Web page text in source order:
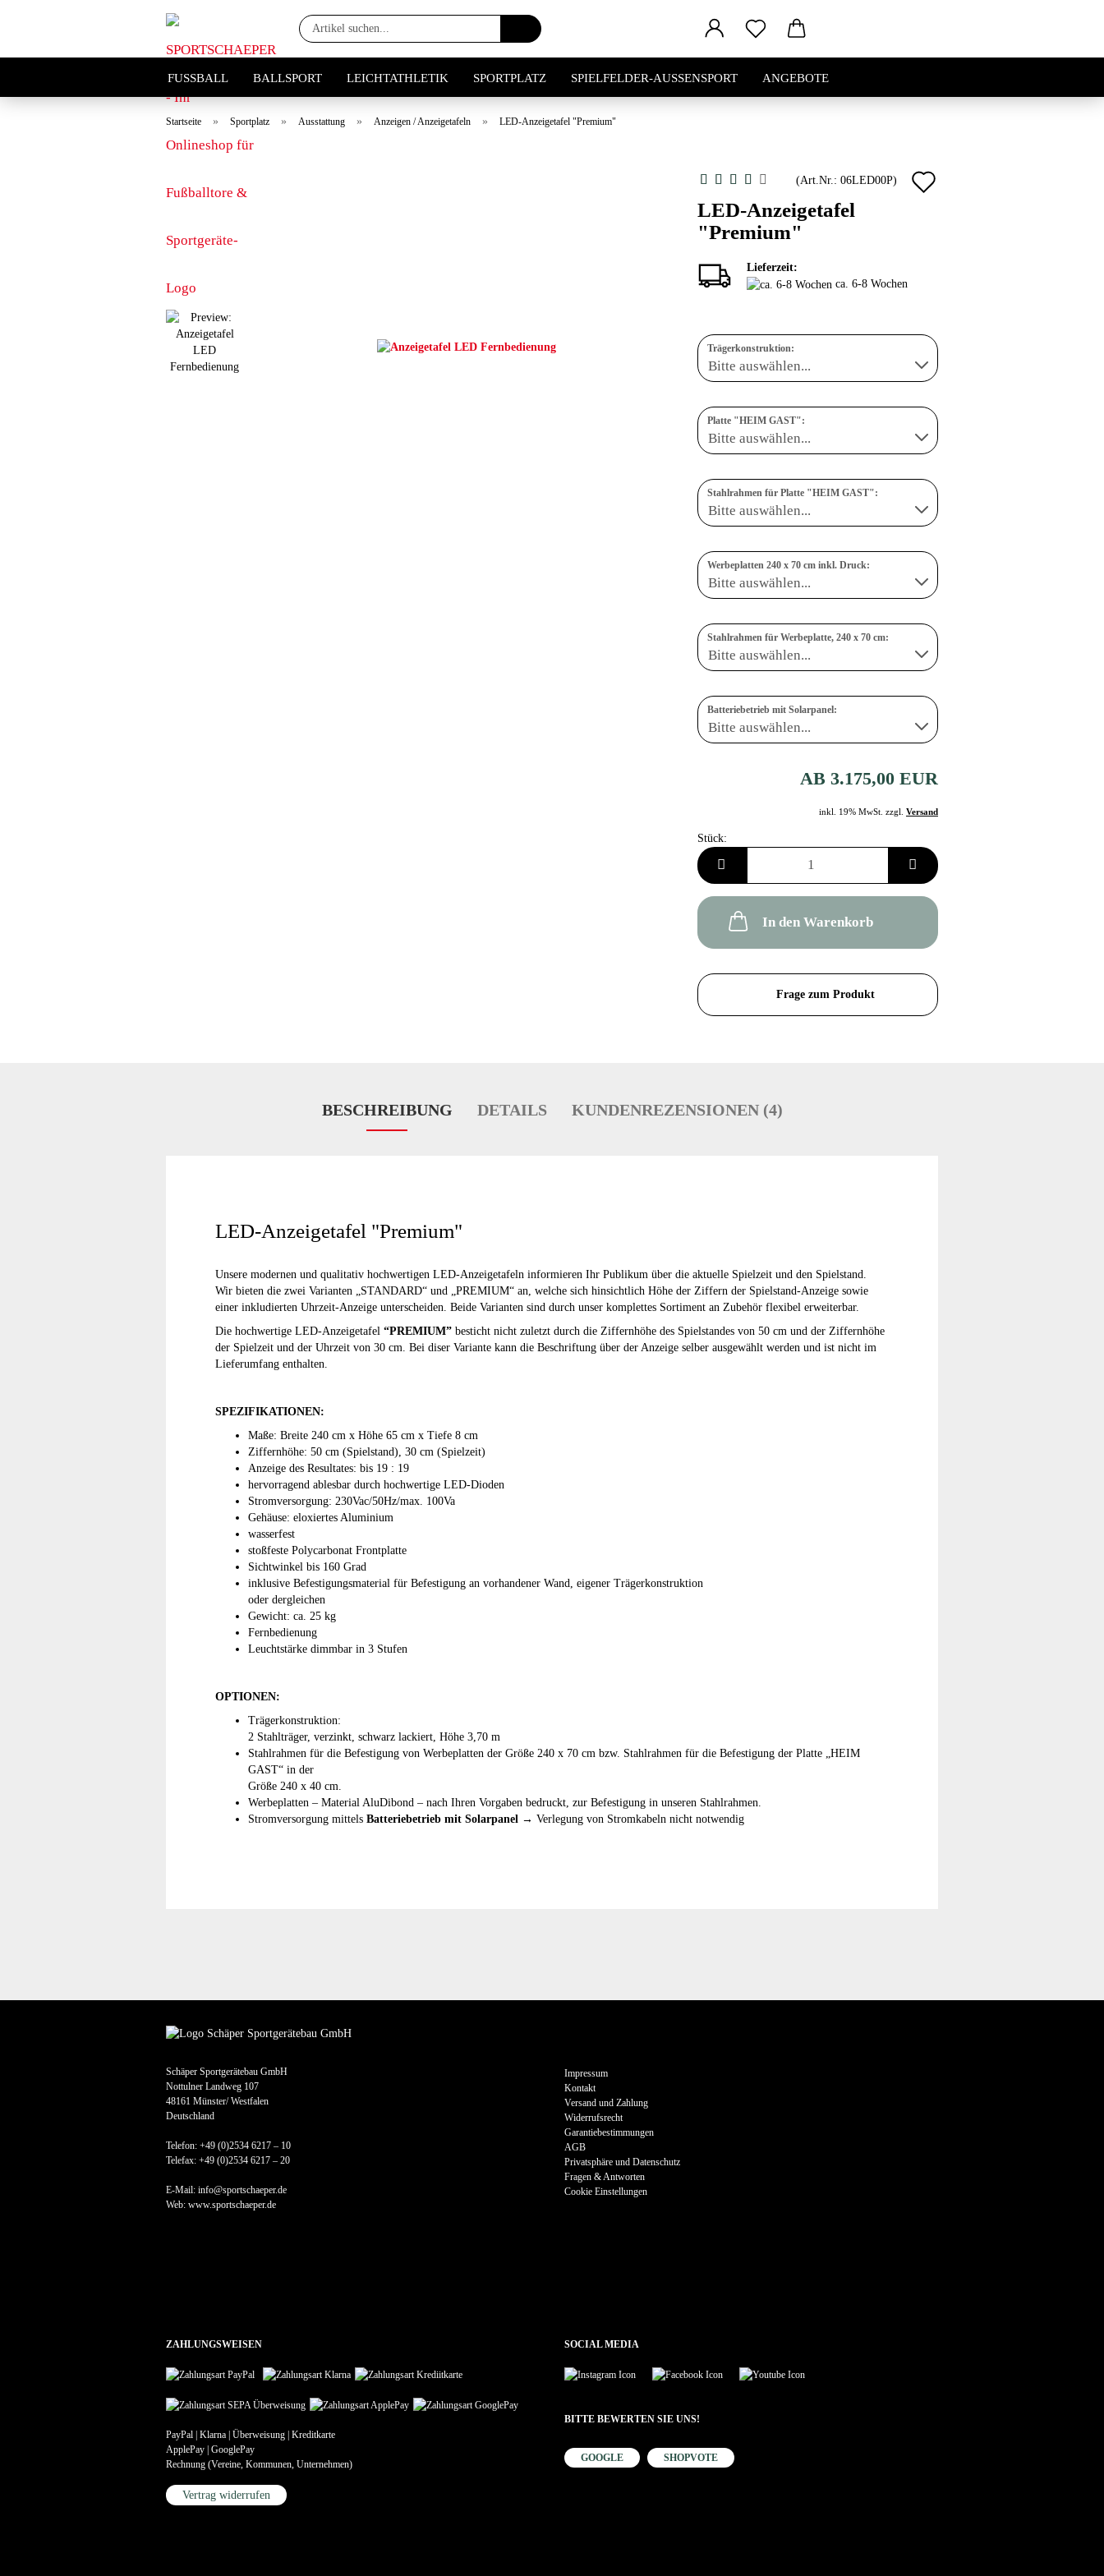
Artikel
suchen...
FUSSBALL BALLSPORT LEICHTATHLETIK SPORTPLATZ SPIELFELDER-AUSSENSPORT ANGEBOTE
Startseite » Sportplatz » Ausstattung » Anzeigen / Anzeigetafeln » LED-Anzeigetafel "Premium"
(Art.Nr.: 06LED00P)
LED-Anzeigetafel
"Premium"
Lieferzeit:
ca. 6-8 Wochen
Trägerkonstruktion:
Platte "HEIM GAST":
Stahlrahmen für Platte "HEIM GAST":
Werbeplatten 240 x 70 cm inkl. Druck:
Stahlrahmen für Werbeplatte, 240 x 70 cm:
Batteriebetrieb mit Solarpanel:
AB 3.175,00 EUR
inkl. 19% MwSt. zzgl. Versand
Stück:
Stück
In den Warenkorb
Frage zum Produkt
BESCHREIBUNG DETAILS KUNDENREZENSIONEN (4)
LED-Anzeigetafel "Premium"
Unsere modernen und qualitativ hochwertigen LED-Anzeigetafeln informieren Ihr Publikum über die aktuelle Spielzeit und den Spielstand.
Wir bieten die zwei Varianten „STANDARD“ und „PREMIUM“ an, welche sich hinsichtlich Höhe der Ziffern der Spielstand-Anzeige sowie
einer inkludierten Uhrzeit-Anzeige unterscheiden. Beide Varianten sind durch unser komplettes Sortiment an Zubehör flexibel erweiterbar.
Die hochwertige LED-Anzeigetafel “PREMIUM” besticht nicht zuletzt durch die Ziffernhöhe des Spielstandes von 50 cm und der Ziffernhöhe
der Spielzeit und der Uhrzeit von 30 cm. Bei diser Variante kann die Beschriftung über der Anzeige selber ausgewählt werden und ist nicht im
Lieferumfang enthalten.
SPEZIFIKATIONEN:
Maße: Breite 240 cm x Höhe 65 cm x Tiefe 8 cm
Ziffernhöhe: 50 cm (Spielstand), 30 cm (Spielzeit)
Anzeige des Resultates: bis 19 : 19
hervorragend ablesbar durch hochwertige LED-Dioden
Stromversorgung: 230Vac/50Hz/max. 100Va
Gehäuse: eloxiertes Aluminium
wasserfest
stoßfeste Polycarbonat Frontplatte
Sichtwinkel bis 160 Grad
inklusive Befestigungsmaterial für Befestigung an vorhandener Wand, eigener Trägerkonstruktion
oder dergleichen
Gewicht: ca. 25 kg
Fernbedienung
Leuchtstärke dimmbar in 3 Stufen
OPTIONEN:
Trägerkonstruktion:
2 Stahlträger, verzinkt, schwarz lackiert, Höhe 3,70 m
Stahlrahmen für die Befestigung von Werbeplatten der Größe 240 x 70 cm bzw. Stahlrahmen für die Befestigung der Platte „HEIM
GAST“ in der
Größe 240 x 40 cm.
Werbeplatten – Material AluDibond – nach Ihren Vorgaben bedruckt, zur Befestigung in unseren Stahlrahmen.
Stromversorgung mittels Batteriebetrieb mit Solarpanel → Verlegung von Stromkabeln nicht notwendig
Schäper Sportgerätebau GmbH
Nottulner Landweg 107
48161 Münster/ Westfalen
Deutschland
Telefon: +49 (0)2534 6217 – 10
Telefax: +49 (0)2534 6217 – 20
E-Mail: info@sportschaeper.de
Web: www.sportschaeper.de
Impressum
Kontakt
Versand und Zahlung
Widerrufsrecht
Garantiebestimmungen
AGB
Privatsphäre und Datenschutz
Fragen & Antworten
Cookie Einstellungen
ZAHLUNGSWEISEN
PayPal | Klarna | Überweisung | Kreditkarte
ApplePay | GooglePay
Rechnung (Vereine, Kommunen, Unternehmen)
Vertrag widerrufen
SOCIAL MEDIA
BITTE BEWERTEN SIE UNS!
GOOGLE SHOPVOTE